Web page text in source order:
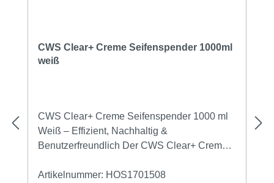
CWS Clear+ Creme Seifenspender 1000ml
weiß
CWS Clear+ Creme Seifenspender 1000 ml
Weiß – Effizient, Nachhaltig &
Benutzerfreundlich Der CWS Clear+ Creme
Lösung für mittelfrequentierte Waschräume –
Artikelnummer: HOS1701508